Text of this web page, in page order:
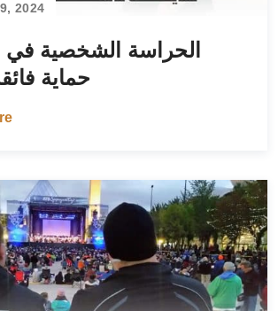
2024
الحراسة الشخصية في
حماية